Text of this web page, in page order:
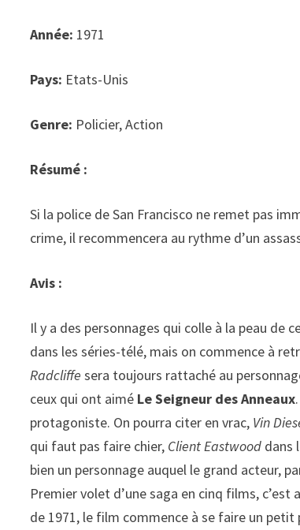
Année: 1971
Pays: Etats-Unis
Genre: Policier, Action
Résumé :
Si la police de San Francisco ne remet pas
crime, il recommencera au rythme d’un
Avis :
Il y a des personnages qui colle à la peau de
dans les séries-télé, mais on commence à
Radcliffe sera toujours rattaché au
ceux qui ont aimé Le Seigneur des Anneaux
protagoniste. On pourra citer en vrac, Vin
qui faut pas faire chier, Client Eastwood dans
bien un personnage auquel le grand acteur,
Premier volet d’une saga en cinq films, c’est
de 1971, le film commence à se faire un petit